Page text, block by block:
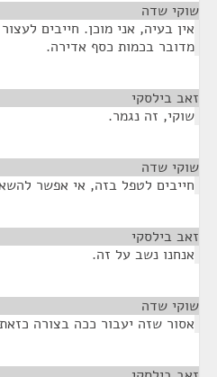
שוקי שדה
אין בעיה, אני מוכן. חייבים
מדובר בכמות כסף אדירה.
זאב בילסקי
שוקי, זה נגמר.
שוקי שדה
חייבים לטפל בזה, אי אפשר
זאב בילסקי
אנחנו נשב על זה.
שוקי שדה
אסור שזה יעבור ככה בצורה